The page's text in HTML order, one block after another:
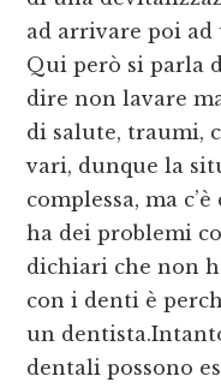
ad arrivare poi ad
Qui però si parla
dire non lavare
di salute, traumi,
vari, dunque la
complessa, ma
ha dei problemi
dichiari che non
con i denti è
un
dentali possono